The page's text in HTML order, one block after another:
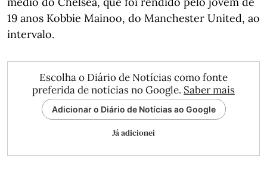
19 anos Kobbie Mainoo, do Manchester United, ao
intervalo.
Escolha o Diário de Notícias como fonte
preferida de notícias no Google. Saber mais
Adicionar o Diário de Notícias ao Google
Já adicionei